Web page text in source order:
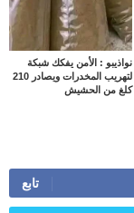
نواذيبو : الأمن يفكك شبكة
لتهريب المخدرات ويصادر 210
كلغ من الحشيش
تابع